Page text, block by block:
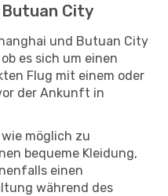
Butuan City
und Butuan City
es sich um einen
Flug mit einem oder
der Ankunft in
wie möglich zu
bequeme Kleidung,
einen
während des